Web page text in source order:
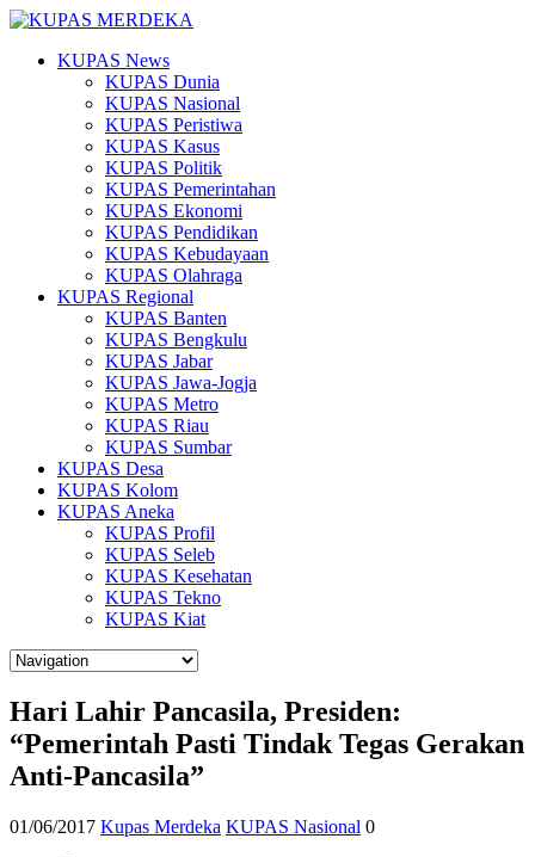
KUPAS News
KUPAS Dunia
KUPAS Nasional
KUPAS Peristiwa
KUPAS Kasus
KUPAS Politik
KUPAS Pemerintahan
KUPAS Ekonomi
KUPAS Pendidikan
KUPAS Kebudayaan
KUPAS Olahraga
KUPAS Regional
KUPAS Banten
KUPAS Bengkulu
KUPAS Jabar
KUPAS Jawa-Jogja
KUPAS Metro
KUPAS Riau
KUPAS Sumbar
KUPAS Desa
KUPAS Kolom
KUPAS Aneka
KUPAS Profil
KUPAS Seleb
KUPAS Kesehatan
KUPAS Tekno
KUPAS Kiat
Hari Lahir Pancasila, Presiden:
“Pemerintah Pasti Tindak Tegas Gerakan
Anti-Pancasila”
01/06/2017 Kupas Merdeka KUPAS Nasional 0